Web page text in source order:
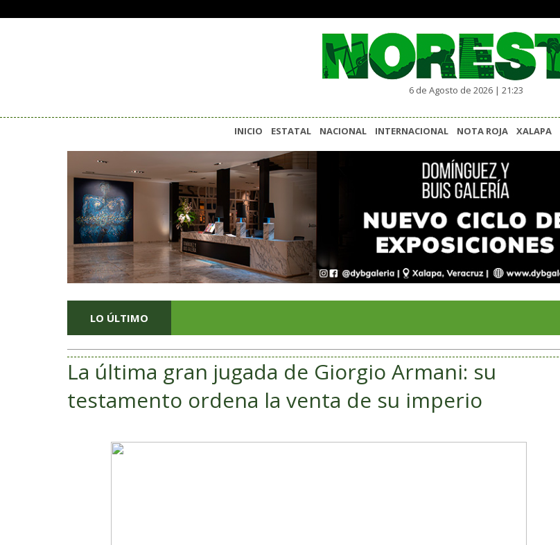
6 de Agosto de 2026 | 21:23
INICIO ESTATAL NACIONAL INTERNACIONAL NOTA ROJA XALAPA
LO ÚLTIMO
La última gran jugada de Giorgio Armani: su
testamento ordena la venta de su imperio